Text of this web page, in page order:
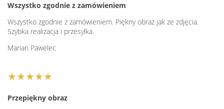
Wszystko zgodnie z zamówieniem
Wszystko zgodnie z zamówieniem. Piękny obraz jak ze zdjęcia.
Szybka realizacja i przesyłka.
Marian Pawelec
★★★★★
Przepiękny obraz